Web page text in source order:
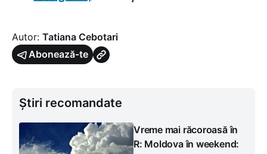
Autor: Tatiana Cebotari
Abonează-te
Știri recomandate
Vreme mai răcoroasă în
R: Moldova în weekend: